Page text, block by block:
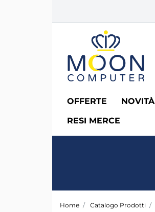
OFFERTE NOVITÀ
RESI MERCE
Home Catalogo Prodotti